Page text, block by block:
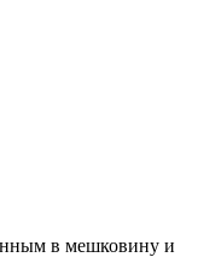
в мешковину и